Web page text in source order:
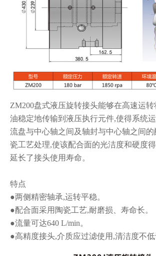
ZM200盘式液压旋转接头能够在高速运
油稳定地传输到液压执行元件,使得系统
流盘与中心轴之间及轴封与中心轴之间
瓷工艺处理,使该配合面的光洁度和硬度
延长了接头使用寿命。
特点
●两侧精密轴承,运转平稳。
●配合面采用陶瓷工艺,耐磨损、寿命长。
●流量可达640 L/min。
●高精度接头,介质应过滤使用,清洁度不低